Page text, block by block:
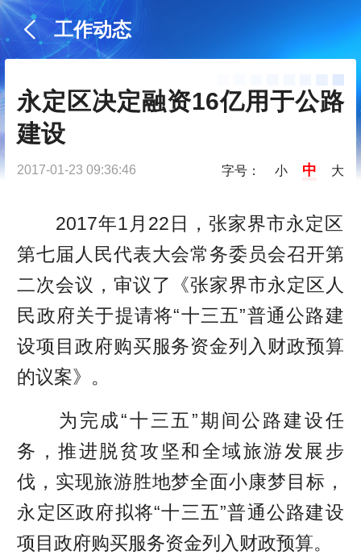
工作动态
永定区决定融资16亿用于公路
建设
2017-01-23 09:36:46 字号： 小 中 大
2017年1月22日，张家界市永定区
第七届人民代表大会常务委员会召开第
二次会议，审议了《张家界市永定区人
民政府关于提请将“十三五”普通公路建
设项目政府购买服务资金列入财政预算
的议案》。
为完成“十三五”期间公路建设任
务，推进脱贫攻坚和全域旅游发展步
伐，实现旅游胜地梦全面小康梦目标，
永定区政府拟将“十三五”普通公路建设
项目政府购买服务资金列入财政预算。